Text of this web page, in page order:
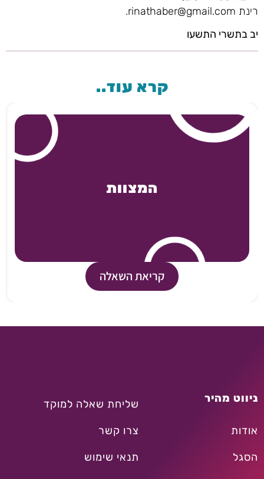
רינת rinathaber@gmail.com.
יב בתשרי התשעו
קרא עוד..
המצוות
קריאת השאלה
ניווט מהיר
אודות
הסגל
שליחת שאלה למוקד
צרו קשר
תנאי שימוש